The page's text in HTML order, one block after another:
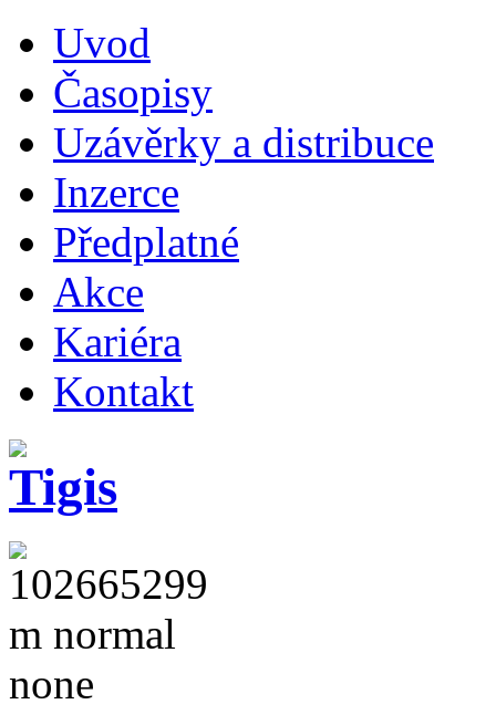
Uvod
Časopisy
Uzávěrky a distribuce
Inzerce
Předplatné
Akce
Kariéra
Kontakt